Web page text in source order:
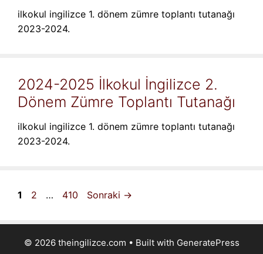
ilkokul ingilizce 1. dönem zümre toplantı tutanağı
2023-2024.
2024-2025 İlkokul İngilizce 2.
Dönem Zümre Toplantı Tutanağı
ilkokul ingilizce 1. dönem zümre toplantı tutanağı
2023-2024.
Sayfa
1 Sayfa
2 … Sayfa
410 Sonraki →
© 2026 theingilizce.com • Built with GeneratePress